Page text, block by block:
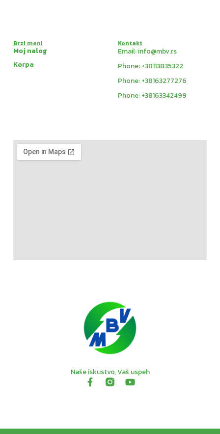
Naše iskustvo, Vaš uspeh
Brzi meni
Moj nalog
Korpa
Kontakt
Email: info@mbv.rs
Phone: +38113835322
Phone: +38163277276
Phone: +38163342499